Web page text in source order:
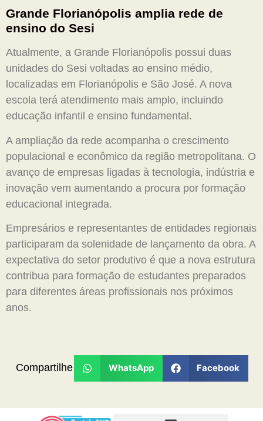
Grande Florianópolis amplia rede de
ensino do Sesi
Atualmente, a Grande Florianópolis possui duas
unidades do Sesi voltadas ao ensino médio,
localizadas em Florianópolis e São José. A nova
escola terá atendimento mais amplo, incluindo
educação infantil e ensino fundamental.
A ampliação da rede acompanha o crescimento
populacional e econômico da região metropolitana. O
avanço de empresas ligadas à tecnologia, indústria e
inovação vem aumentando a procura por formação
educacional integrada.
Empresários e representantes de entidades regionais
participaram da solenidade de lançamento da obra. A
expectativa do setor produtivo é que a nova estrutura
contribua para formação de estudantes preparados
para diferentes áreas profissionais nos próximos
anos.
Compartilhe WhatsApp Facebook